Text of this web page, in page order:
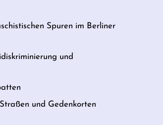
Spuren im Berliner
und
und Gedenkorten